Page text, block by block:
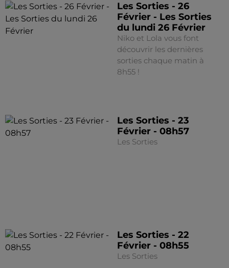
Les Sorties - 26
Février - Les Sorties
du lundi 26 Février
Niko et Lola vous font
découvrir les dernières
sorties chaque matin à
8h55 !
Les Sorties - 23
Février - 08h57
Les Sorties
Les Sorties - 22
Février - 08h55
Les Sorties